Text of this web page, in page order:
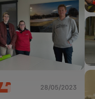
28/05/2023